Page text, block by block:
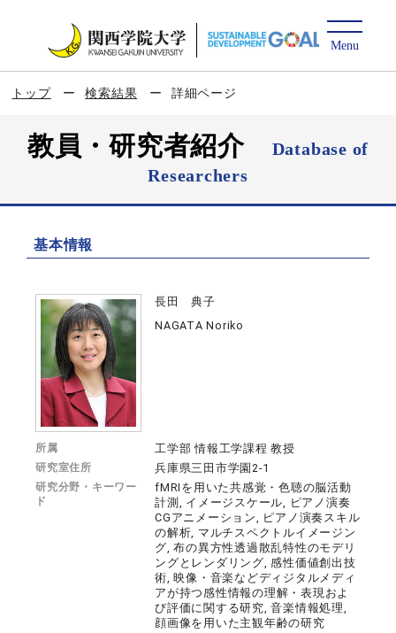
トップ 検索結果 詳細ページ
教員・研究者紹介
Database of
Researchers
基本情報
長田 典子
NAGATA Noriko
所属 工学部 情報工学課程 教授
研究室住所 兵庫県三田市学園2-1
研究分野・キーワー
ド
fMRIを用いた共感覚・色聴の脳活動
計測, イメージスケール, ピアノ演奏
CGアニメーション, ピアノ演奏スキル
の解析, マルチスペクトルイメージン
グ, 布の異方性透過散乱特性のモデリ
ングとレンダリング, 感性価値創出技
術, 映像・音楽などディジタルメディ
アが持つ感性情報の理解・表現およ
び評価に関する研究, 音楽情報処理,
顔画像を用いた主観年齢の研究